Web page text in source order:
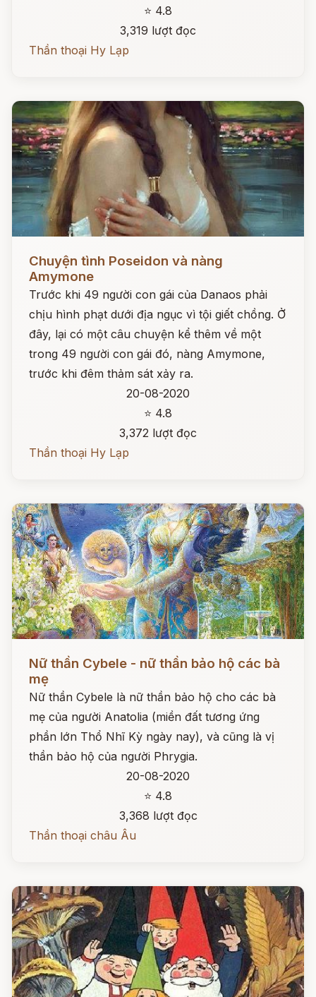
⭐ 4.8
3,319 lượt đọc
Thần thoại Hy Lạp
Chuyện tình Poseidon và nàng
Amymone
Trước khi 49 người con gái của Danaos phải
chịu hình phạt dưới địa ngục vì tội giết chồng. Ở
đây, lại có một câu chuyện kể thêm về một
trong 49 người con gái đó, nàng Amymone,
trước khi đêm thảm sát xảy ra.
20-08-2020
⭐ 4.8
3,372 lượt đọc
Thần thoại Hy Lạp
Nữ thần Cybele - nữ thần bảo hộ các bà
mẹ
Nữ thần Cybele là nữ thần bảo hộ cho các bà
mẹ của người Anatolia (miền đất tương ứng
phần lớn Thổ Nhĩ Kỳ ngày nay), và cũng là vị
thần bảo hộ của người Phrygia.
20-08-2020
⭐ 4.8
3,368 lượt đọc
Thần thoại châu Âu